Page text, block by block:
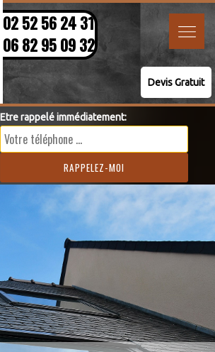
02 52 56 24 31
06 82 95 09 32
Devis Gratuit
Etre rappelé immédiatement: